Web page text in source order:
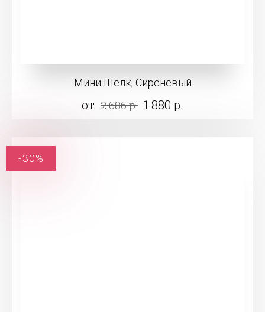
Мини Шёлк, Сиреневый
от 2 686 р. 1 880 р.
-30%